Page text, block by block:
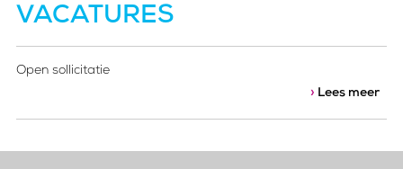
VACATURES
Open sollicitatie
› Lees meer